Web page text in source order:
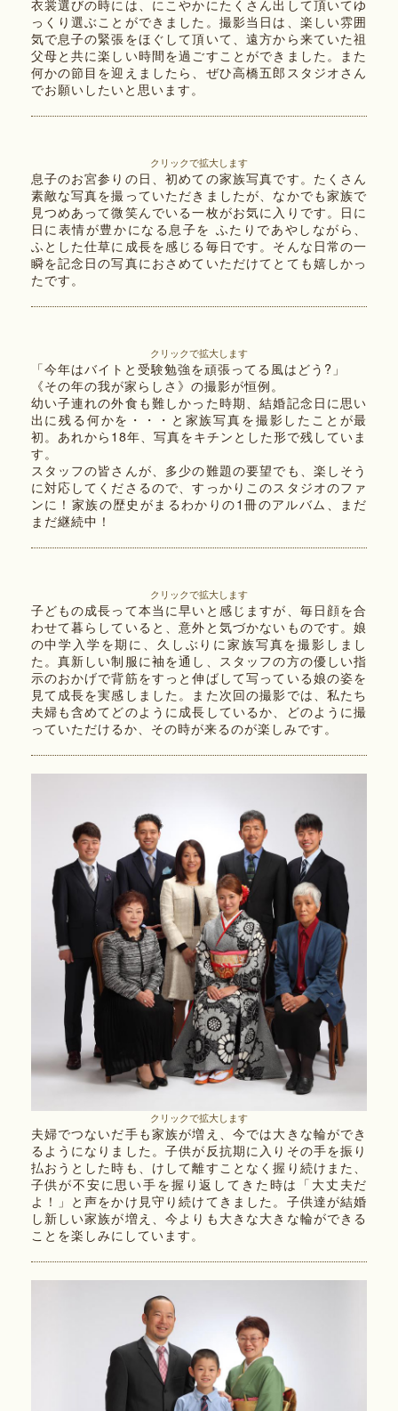
衣裳選びの時には、にこやかにたくさん出して頂いてゆ
っくり選ぶことができました。撮影当日は、楽しい雰囲
気で息子の緊張をほぐして頂いて、遠方から来ていた祖
父母と共に楽しい時間を過ごすことができました。また
何かの節目を迎えましたら、ぜひ高橋五郎スタジオさん
でお願いしたいと思います。
クリックで拡大します
息子のお宮参りの日、初めての家族写真です。たくさん
素敵な写真を撮っていただきましたが、なかでも家族で
見つめあって微笑んでいる一枚がお気に入りです。日に
日に表情が豊かになる息子を ふたりであやしながら、
ふとした仕草に成長を感じる毎日です。そんな日常の一
瞬を記念日の写真におさめていただけてとても嬉しかっ
たです。
クリックで拡大します
「今年はバイトと受験勉強を頑張ってる風はどう?」
《その年の我が家らしさ》の撮影が恒例。
幼い子連れの外食も難しかった時期、結婚記念日に思い
出に残る何かを・・・と家族写真を撮影したことが最
初。あれから18年、写真をキチンとした形で残していま
す。
スタッフの皆さんが、多少の難題の要望でも、楽しそう
に対応してくださるので、すっかりこのスタジオのファ
ンに！家族の歴史がまるわかりの1冊のアルバム、まだ
まだ継続中！
クリックで拡大します
子どもの成長って本当に早いと感じますが、毎日顔を合
わせて暮らしていると、意外と気づかないものです。娘
の中学入学を期に、久しぶりに家族写真を撮影しまし
た。真新しい制服に袖を通し、スタッフの方の優しい指
示のおかげで背筋をすっと伸ばして写っている娘の姿を
見て成長を実感しました。また次回の撮影では、私たち
夫婦も含めてどのように成長しているか、どのように撮
っていただけるか、その時が来るのが楽しみです。
クリックで拡大します
夫婦でつないだ手も家族が増え、今では大きな輪ができ
るようになりました。子供が反抗期に入りその手を振り
払おうとした時も、けして離すことなく握り続けまた、
子供が不安に思い手を握り返してきた時は「大丈夫だ
よ！」と声をかけ見守り続けてきました。子供達が結婚
し新しい家族が増え、今よりも大きな大きな輪ができる
ことを楽しみにしています。